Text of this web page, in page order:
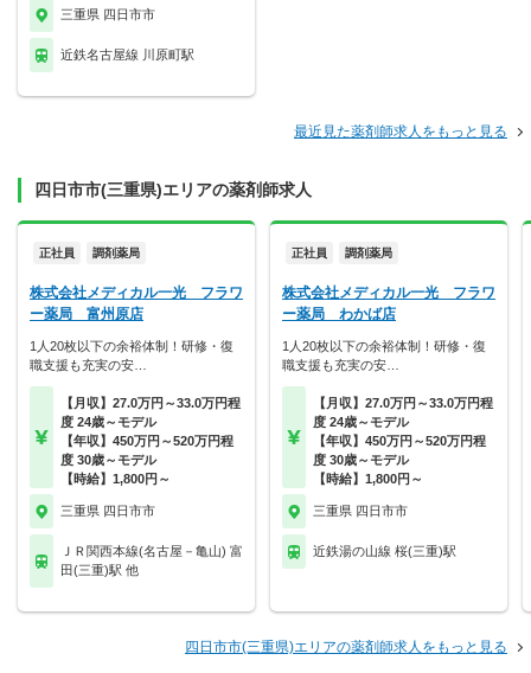
三重県 四日市市
近鉄名古屋線 川原町駅
最近見た薬剤師求人をもっと見る
四日市市(三重県)エリアの薬剤師求人
正社員 調剤薬局
株式会社メディカル一光 フラワ
ー薬局 富州原店
1人20枚以下の余裕体制！研修・復
職支援も充実の安…
【月収】27.0万円～33.0万円程
度 24歳～モデル
【年収】450万円～520万円程
度 30歳～モデル
【時給】1,800円～
三重県 四日市市
ＪＲ関西本線(名古屋－亀山) 富
田(三重)駅 他
正社員 調剤薬局
株式会社メディカル一光 フラワ
ー薬局 わかば店
1人20枚以下の余裕体制！研修・復
職支援も充実の安…
【月収】27.0万円～33.0万円程
度 24歳～モデル
【年収】450万円～520万円程
度 30歳～モデル
【時給】1,800円～
三重県 四日市市
近鉄湯の山線 桜(三重)駅
四日市市(三重県)エリアの薬剤師求人をもっと見る